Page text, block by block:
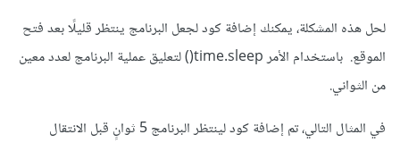
لحل هذه المشكلة، يمكنك إضافة كود لجعل البرنامج ينتظر قليلًا بعد فتح
الموقع. باستخدام الأمر time.sleep() لتعليق عملية البرنامج لعدد معين
من الثواني.
في المثال التالي، تم إضافة كود لينتظر البرنامج 5 ثوانٍ قبل الانتقال